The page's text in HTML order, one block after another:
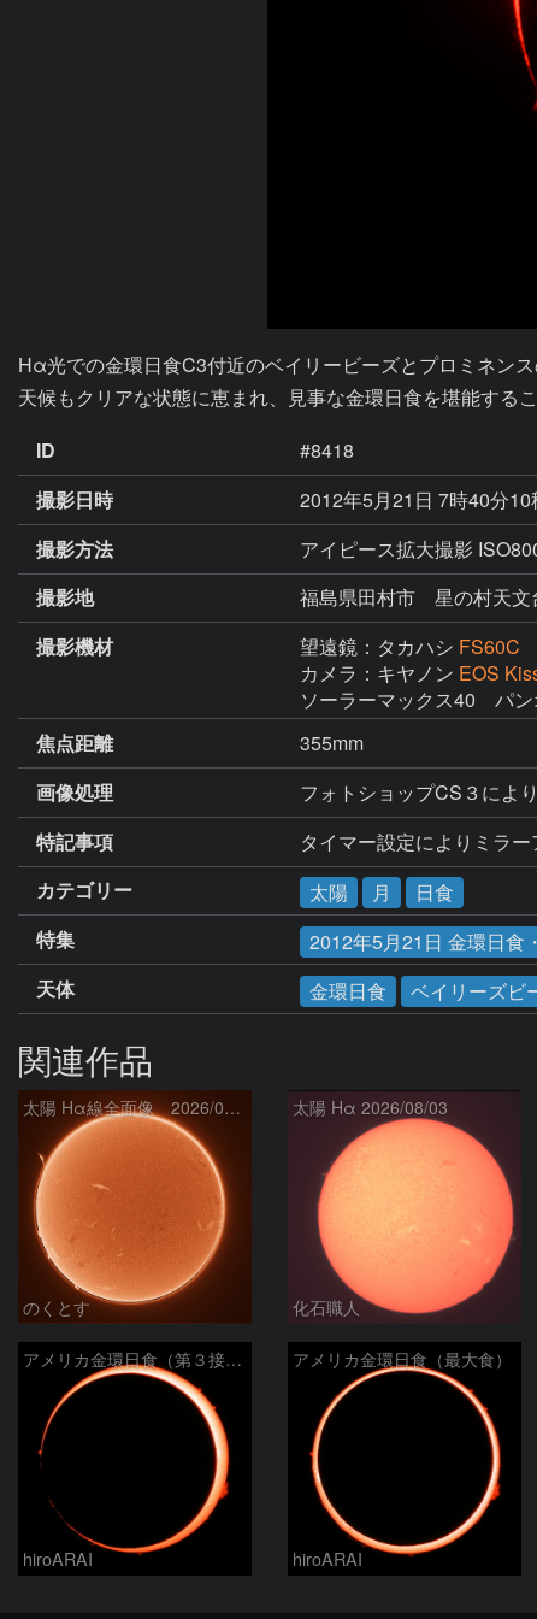
Hα光での金環日食C3付近のベイリービーズとプロミネン
天候もクリアな状態に恵まれ、見事な金環日食を堪能するこ
ID
#8418
撮影日時
2012年5月21日 7時40分10
撮影方法
アイピース拡大撮影
撮影地
福島県田村市 星の村天文
撮影機材
望遠鏡：タカハシ FS60C
カメラ：キヤノン EOS
ソーラーマックス40　パ
焦点距離
355mm
画像処理
フォトショップCS３によ
特記事項
タイマー設定によりミラ
カテゴリー
太陽 月
日食
特集
2012年5月21日 金環日食
天体
金環日食 ベイリーズビ
関連作品
太陽 Hα線全面像 2026/08/08
のくとす
太陽 Hα 2026/08/03
化石職人
アメリカ金環日食（第３接触）
hiroARAI
アメリカ金環日食（最大食）
hiroARAI